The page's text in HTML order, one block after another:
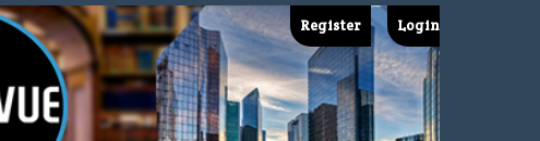
Register Login